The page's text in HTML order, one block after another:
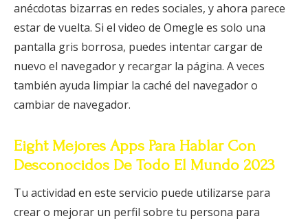
anécdotas bizarras en redes sociales, y ahora parece
estar de vuelta. Si el video de Omegle es solo una
pantalla gris borrosa, puedes intentar cargar de
nuevo el navegador y recargar la página. A veces
también ayuda limpiar la caché del navegador o
cambiar de navegador.
Eight Mejores Apps Para Hablar Con
Desconocidos De Todo El Mundo 2023
Tu actividad en este servicio puede utilizarse para
crear o mejorar un perfil sobre tu persona para